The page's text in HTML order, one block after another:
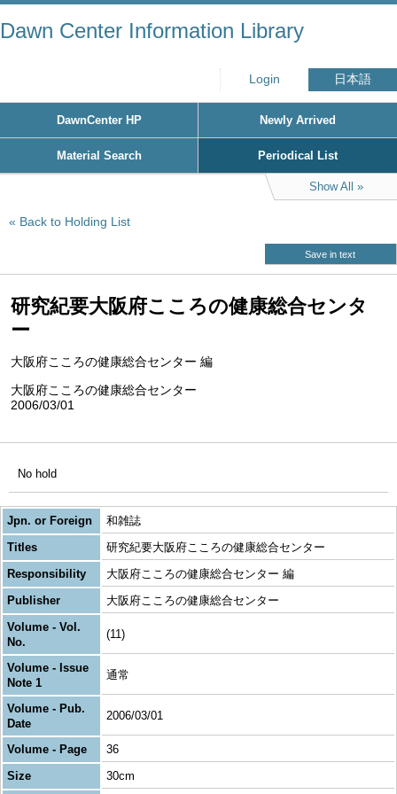
Dawn Center Information Library
Login 日本語
DawnCenter HP Newly Arrived
Material Search Periodical List
Show All
Back to Holding List
Save in text
研究紀要大阪府こころの健康総合センタ
ー
大阪府こころの健康総合センター 編
大阪府こころの健康総合センター
2006/03/01
No hold
Jpn. or Foreign
和雑誌
Titles
研究紀要大阪府こころの健康総合センター
Responsibility
大阪府こころの健康総合センター 編
Publisher
大阪府こころの健康総合センター
Volume - Vol.
No.
(11)
Volume - Issue
Note 1
通常
Volume - Pub.
Date
2006/03/01
Volume - Page
36
Size
30cm